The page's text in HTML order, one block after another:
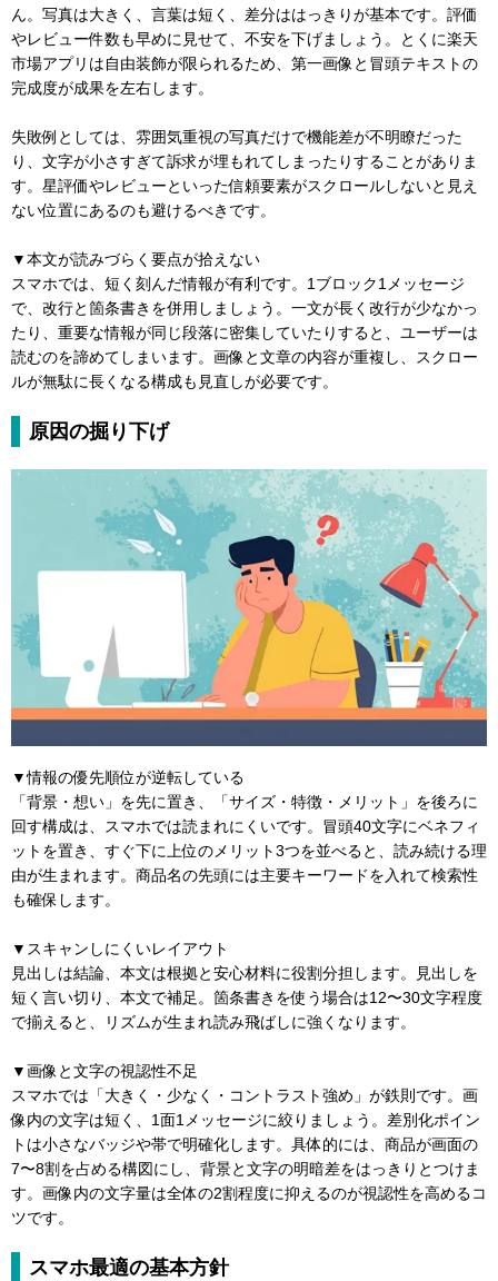
ん。写真は大きく、言葉は短く、差分ははっきりが基本です。評価
やレビュー件数も早めに見せて、不安を下げましょう。とくに楽天
市場アプリは自由装飾が限られるため、第一画像と冒頭テキストの
完成度が成果を左右します。
失敗例としては、雰囲気重視の写真だけで機能差が不明瞭だった
り、文字が小さすぎて訴求が埋もれてしまったりすることがありま
す。星評価やレビューといった信頼要素がスクロールしないと見え
ない位置にあるのも避けるべきです。
▼本文が読みづらく要点が拾えない
スマホでは、短く刻んだ情報が有利です。1ブロック1メッセージ
で、改行と箇条書きを併用しましょう。一文が長く改行が少なかっ
たり、重要な情報が同じ段落に密集していたりすると、ユーザーは
読むのを諦めてしまいます。画像と文章の内容が重複し、スクロー
ルが無駄に長くなる構成も見直しが必要です。
原因の掘り下げ
▼情報の優先順位が逆転している
「背景・想い」を先に置き、「サイズ・特徴・メリット」を後ろに
回す構成は、スマホでは読まれにくいです。冒頭40文字にベネフィ
ットを置き、すぐ下に上位のメリット3つを並べると、読み続ける理
由が生まれます。商品名の先頭には主要キーワードを入れて検索性
も確保します。
▼スキャンしにくいレイアウト
見出しは結論、本文は根拠と安心材料に役割分担します。見出しを
短く言い切り、本文で補足。箇条書きを使う場合は12〜30文字程度
で揃えると、リズムが生まれ読み飛ばしに強くなります。
▼画像と文字の視認性不足
スマホでは「大きく・少なく・コントラスト強め」が鉄則です。画
像内の文字は短く、1面1メッセージに絞りましょう。差別化ポイン
トは小さなバッジや帯で明確化します。具体的には、商品が画面の
7〜8割を占める構図にし、背景と文字の明暗差をはっきりとつけま
す。画像内の文字量は全体の2割程度に抑えるのが視認性を高めるコ
ツです。
スマホ最適の基本方針